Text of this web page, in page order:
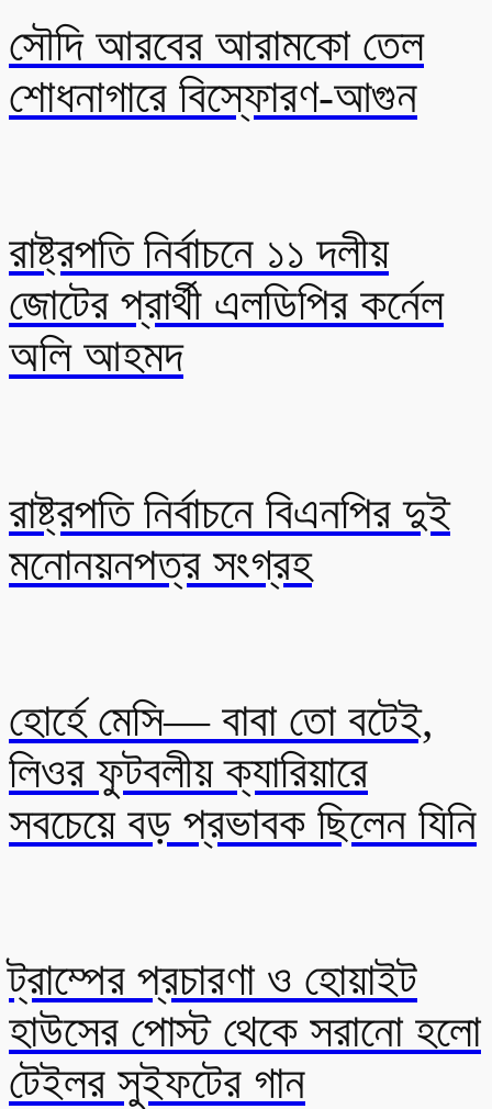
সৌদি আরবের আরামকো তেল
শোধনাগারে বিস্ফোরণ-আগুন
রাষ্ট্রপতি নির্বাচনে ১১ দলীয়
জোটের প্রার্থী এলডিপির কর্নেল
অলি আহমদ
রাষ্ট্রপতি নির্বাচনে বিএনপির দুই
মনোনয়নপত্র সংগ্রহ
হোর্হে মেসি— বাবা তো বটেই,
লিওর ফুটবলীয় ক্যারিয়ারে
সবচেয়ে বড় প্রভাবক ছিলেন যিনি
ট্রাম্পের প্রচারণা ও হোয়াইট
হাউসের পোস্ট থেকে সরানো হলো
টেইলর সুইফটের গান